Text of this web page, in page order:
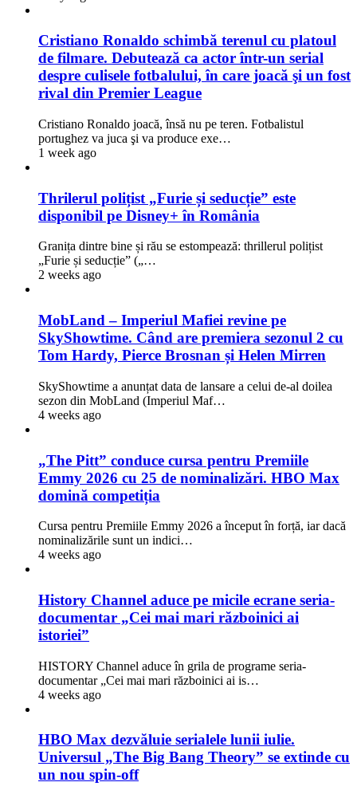
Cristiano Ronaldo schimbă terenul cu platoul
de filmare. Debutează ca actor într-un serial
despre culisele fotbalului, în care joacă şi un fost
rival din Premier League
Cristiano Ronaldo joacă, însă nu pe teren. Fotbalistul
portughez va juca şi va produce exe…
1 week ago
Thrilerul polițist „Furie și seducție” este
disponibil pe Disney+ în România
Granița dintre bine și rău se estompează: thrillerul polițist
„Furie și seducție” („…
2 weeks ago
MobLand – Imperiul Mafiei revine pe
SkyShowtime. Când are premiera sezonul 2 cu
Tom Hardy, Pierce Brosnan și Helen Mirren
SkyShowtime a anunțat data de lansare a celui de-al doilea
sezon din MobLand (Imperiul Maf…
4 weeks ago
„The Pitt” conduce cursa pentru Premiile
Emmy 2026 cu 25 de nominalizări. HBO Max
domină competiția
Cursa pentru Premiile Emmy 2026 a început în forță, iar dacă
nominalizările sunt un indici…
4 weeks ago
History Channel aduce pe micile ecrane seria-
documentar „Cei mai mari războinici ai
istoriei”
HISTORY Channel aduce în grila de programe seria-
documentar „Cei mai mari războinici ai is…
4 weeks ago
HBO Max dezvăluie serialele lunii iulie.
Universul „The Big Bang Theory” se extinde cu
un nou spin-off